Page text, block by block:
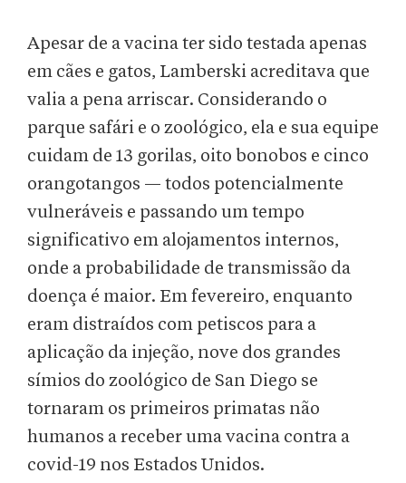
Apesar de a vacina ter sido testada apenas
em cães e gatos, Lamberski acreditava que
valia a pena arriscar. Considerando o
parque safári e o zoológico, ela e sua equipe
cuidam de 13 gorilas, oito bonobos e cinco
orangotangos — todos potencialmente
vulneráveis e passando um tempo
significativo em alojamentos internos,
onde a probabilidade de transmissão da
doença é maior. Em fevereiro, enquanto
eram distraídos com petiscos para a
aplicação da injeção, nove dos grandes
símios do zoológico de San Diego se
tornaram os primeiros primatas não
humanos a receber uma vacina contra a
covid-19 nos Estados Unidos.